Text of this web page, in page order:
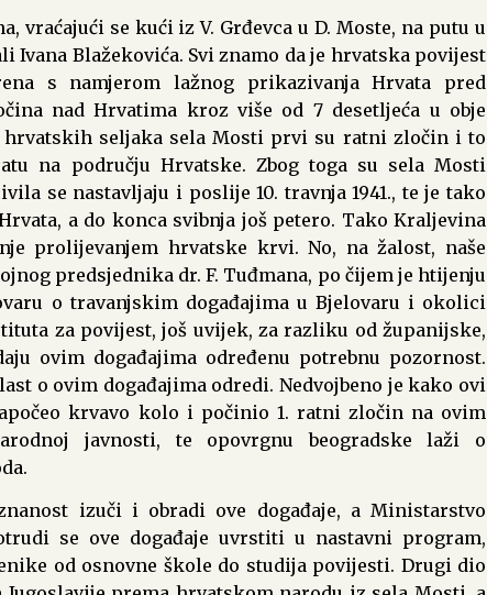
vraćajući se kući iz V. Grđevca u D. Moste, na putu u
Blažekovića. Svi znamo da je hrvatska povijest
s namjerom lažnog prikazivanja Hrvata pred
nad Hrvatima kroz više od 7 desetljeća u obje
hrvatskih seljaka sela Mosti prvi su ratni zločin i to
na području Hrvatske. Zbog toga su sela Mosti
se nastavljaju i poslije 10. travnja 1941., te je tako
a do konca svibnja još petero. Tako Kraljevina
prolijevanjem hrvatske krvi. No, na žalost, naše
predsjednika dr. F. Tuđmana, po čijem je htijenju
o travanjskim događajima u Bjelovaru i okolici
za povijest, još uvijek, za razliku od županijske,
ovim događajima određenu potrebnu pozornost.
o ovim događajima odredi. Nedvojbeno je kako ovi
krvavo kolo i počinio 1. ratni zločin na ovim
javnosti, te opovrgnu beogradske laži o
izuči i obradi ove događaje, a Ministarstvo
se ove događaje uvrstiti u nastavni program,
od osnovne škole do studija povijesti. Drugi dio